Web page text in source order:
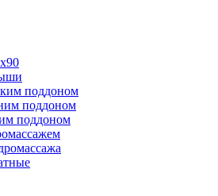
поддоном
поддоном
поддоном